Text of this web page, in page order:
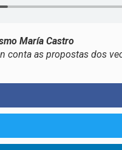
María Castro
conta as propostas dos